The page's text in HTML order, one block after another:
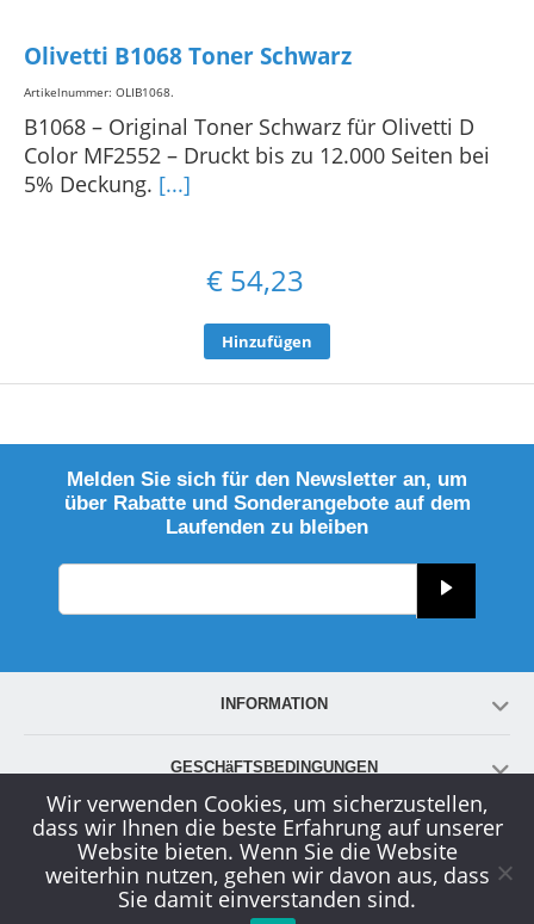
Olivetti B1068 Toner Schwarz
Artikelnummer: OLIB1068.
B1068 – Original Toner Schwarz für Olivetti D
Color MF2552 – Druckt bis zu 12.000 Seiten bei
5% Deckung. [...]
€ 54,23
Hinzufügen
Melden Sie sich für den Newsletter an, um
über Rabatte und Sonderangebote auf dem
Laufenden zu bleiben
INFORMATION
GESCHäFTSBEDINGUNGEN
KONTO
KUNDENDIENST
Wir verwenden Cookies, um sicherzustellen,
dass wir Ihnen die beste Erfahrung auf unserer
Website bieten. Wenn Sie die Website
weiterhin nutzen, gehen wir davon aus, dass
Sie damit einverstanden sind.